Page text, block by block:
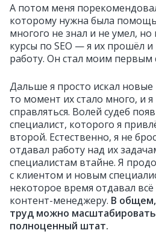
А потом меня
которому нужна была
многого не знал и не умел,
курсы по SEO — я их прошёл и
работу. Он стал моим первым
Дальше я просто искал
то момент их стало много, и я
справляться. Волей судеб
специалист, которого я
второй. Естественно, я не
отдавал работу над их
специалистам втайне. Я
с клиентом и новым
некоторое время отдавал
контент-менеджеру. В общем,
труд можно
полноценный штат.